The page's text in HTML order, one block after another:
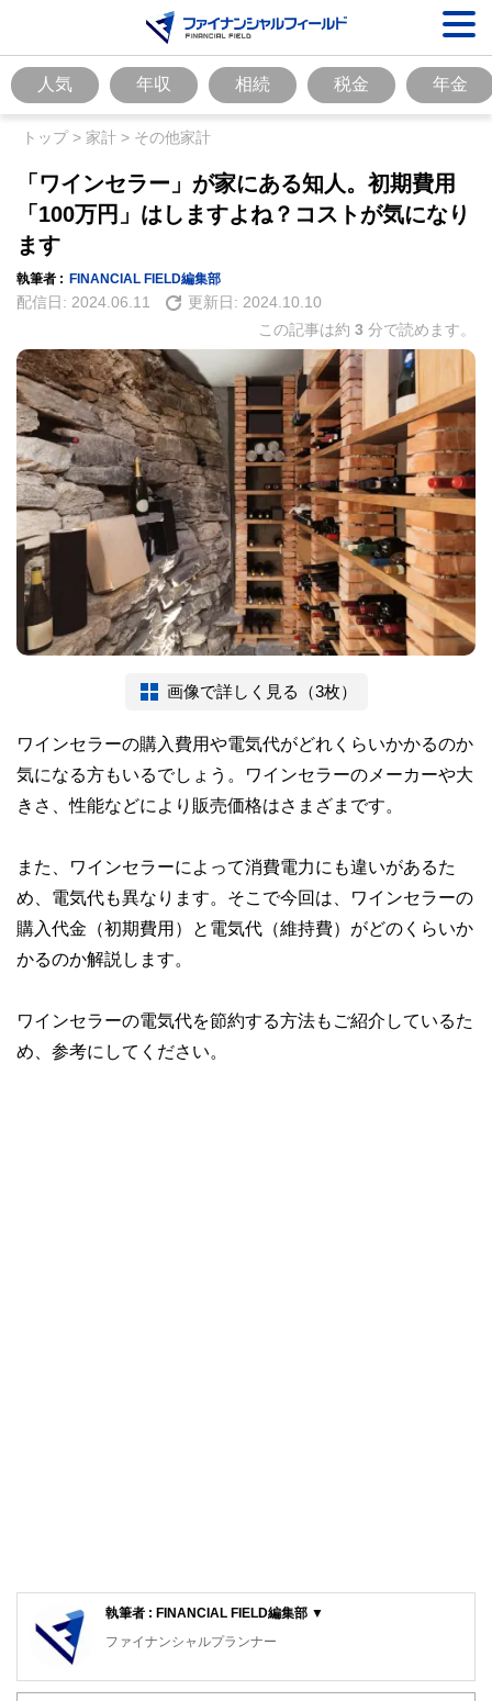
人気 年収 相続 税金 年金
トップ> 家計 > その他家計
「ワインセラー」が家にある知人。初期費用
「100万円」はしますよね？コストが気になり
ます
執筆者 : FINANCIAL FIELD編集部
配信日: 2024.06.11 更新日: 2024.10.10
この記事は約 3 分で読めます。
画像で詳しく見る（3枚）
ワインセラーの購入費用や電気代がどれくらいかかるのか
気になる方もいるでしょう。ワインセラーのメーカーや大
きさ、性能などにより販売価格はさまざまです。
また、ワインセラーによって消費電力にも違いがあるた
め、電気代も異なります。そこで今回は、ワインセラーの
購入代金（初期費用）と電気代（維持費）がどのくらいか
かるのか解説します。
ワインセラーの電気代を節約する方法もご紹介しているた
め、参考にしてください。
執筆者 : FINANCIAL FIELD編集部 ▼
ファイナンシャルプランナー
FinancialField編集部は、金融、経済に関する記事を、日々